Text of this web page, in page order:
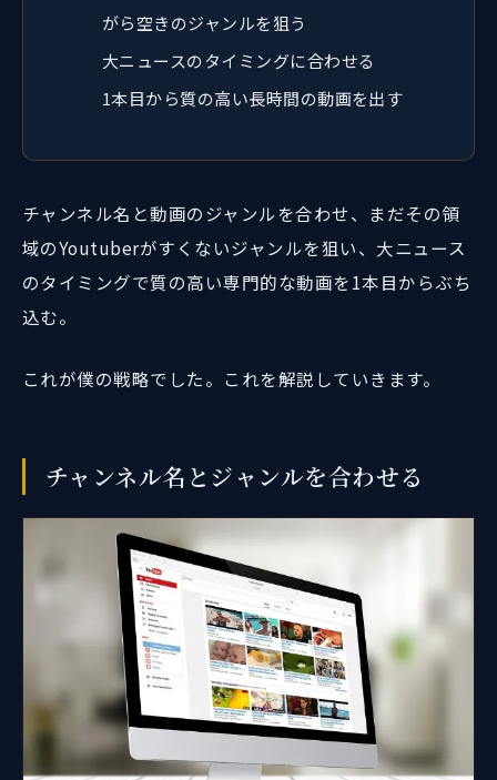
がら空きのジャンルを狙う
大ニュースのタイミングに合わせる
1本目から質の高い長時間の動画を出す
チャンネル名と動画のジャンルを合わせ、まだその領
域のYoutuberがすくないジャンルを狙い、大ニュース
のタイミングで質の高い専門的な動画を1本目からぶち
込む。
これが僕の戦略でした。これを解説していきます。
チャンネル名とジャンルを合わせる